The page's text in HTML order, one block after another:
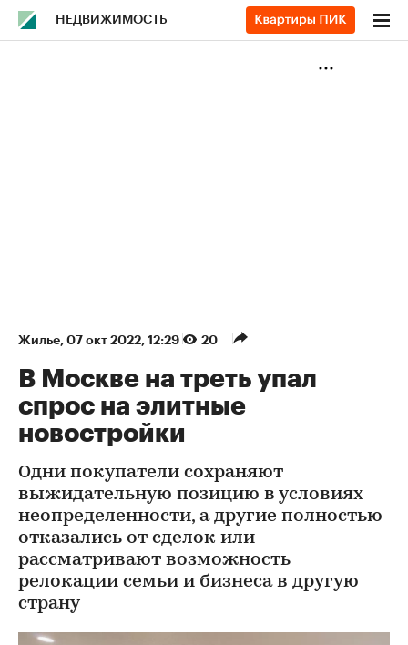
НЕДВИЖИМОСТЬ
Жилье⁠, 07 окт 2022, 12:29 20
В Москве на треть упал
спрос на элитные
новостройки
Одни покупатели сохраняют
выжидательную позицию в условиях
неопределенности, а другие полностью
отказались от сделок или
рассматривают возможность
релокации семьи и бизнеса в другую
страну